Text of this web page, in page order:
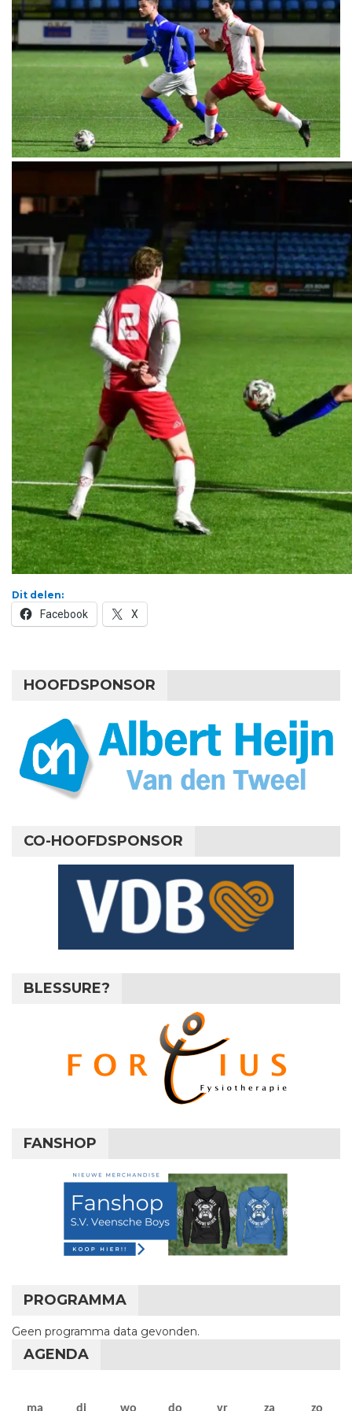
Dit delen:
Facebook X
HOOFDSPONSOR
CO-HOOFDSPONSOR
BLESSURE?
FANSHOP
PROGRAMMA
Geen programma data gevonden.
AGENDA
ma maandag
di dinsdag
wo woensdag
do donderdag
vr vrijdag
za zaterdag
zo